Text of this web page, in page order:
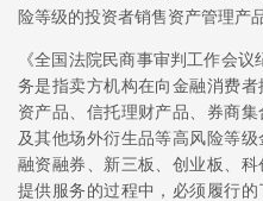
险等级的投资者销售资产管理产品
《全国法院民商事审判工作会
务是指卖方机构在向金融消费
资产品、信托理财产品、券商
及其他场外衍生品等高风险等
融资融券、新三板、创业板、
提供服务的过程中，必须履行